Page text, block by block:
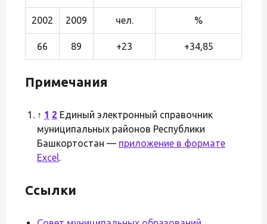
2002 2009 чел. %
66 89 +23 +34,85
Примечания
↑ 1 2 Единый электронный справочник
муниципальных районов Республики
Башкортостан — приложение в формате
Excel.
Ссылки